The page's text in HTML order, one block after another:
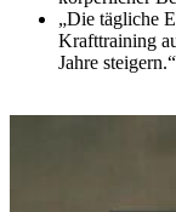
„Die tägliche
Krafttraining
Jahre steigern.“